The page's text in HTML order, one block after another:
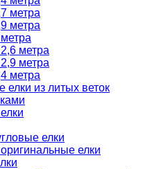
метра
метра
метра
метра
метра
елки из литых веток
елки
елки